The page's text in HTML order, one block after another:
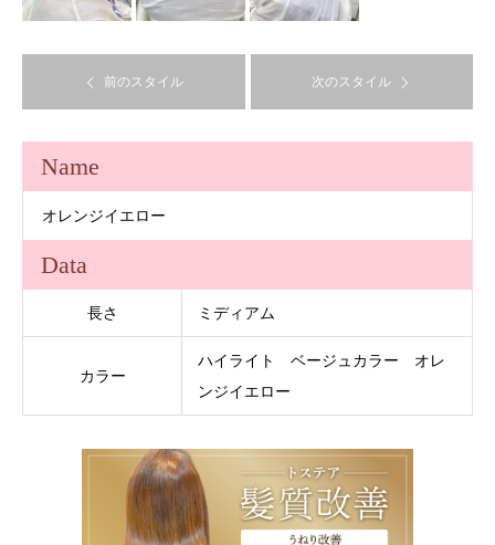
前のスタイル 次のスタイル
Name
オレンジイエロー
Data
長さ ミディアム
カラー
ハイライト ベージュカラー オレ
ンジイエロー